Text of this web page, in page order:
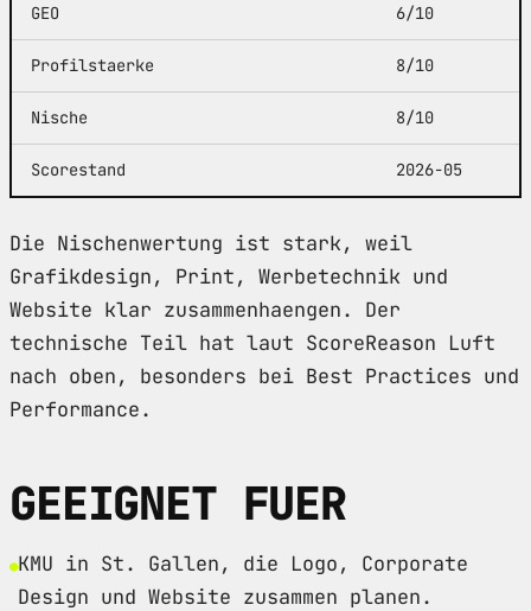
GEO 6/10
Profilstaerke 8/10
Nische 8/10
Scorestand 2026-05
Die Nischenwertung ist stark, weil
Grafikdesign, Print, Werbetechnik und
Website klar zusammenhaengen. Der
technische Teil hat laut ScoreReason Luft
nach oben, besonders bei Best Practices und
Performance.
GEEIGNET FUER
KMU in St. Gallen, die Logo, Corporate
Design und Website zusammen planen.